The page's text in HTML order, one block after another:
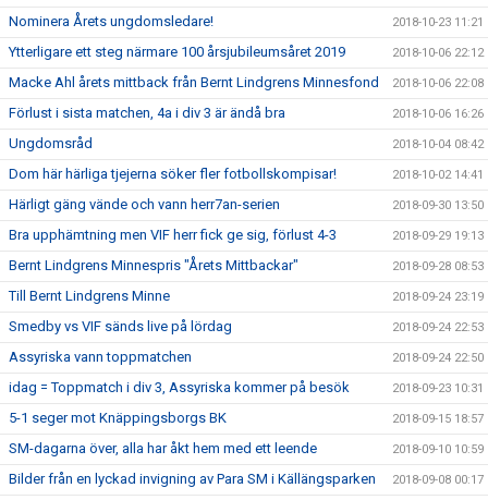
Nominera Årets ungdomsledare! 2018-10-23 11:21
Ytterligare ett steg närmare 100 årsjubileumsåret 2019 2018-10-06 22:12
Macke Ahl årets mittback från Bernt Lindgrens Minnesfond 2018-10-06 22:08
Förlust i sista matchen, 4a i div 3 är ändå bra 2018-10-06 16:26
Ungdomsråd 2018-10-04 08:42
Dom här härliga tjejerna söker fler fotbollskompisar! 2018-10-02 14:41
Härligt gäng vände och vann herr7an-serien 2018-09-30 13:50
Bra upphämtning men VIF herr fick ge sig, förlust 4-3 2018-09-29 19:13
Bernt Lindgrens Minnespris "Årets Mittbackar" 2018-09-28 08:53
Till Bernt Lindgrens Minne 2018-09-24 23:19
Smedby vs VIF sänds live på lördag 2018-09-24 22:53
Assyriska vann toppmatchen 2018-09-24 22:50
idag = Toppmatch i div 3, Assyriska kommer på besök 2018-09-23 10:31
5-1 seger mot Knäppingsborgs BK 2018-09-15 18:57
SM-dagarna över, alla har åkt hem med ett leende 2018-09-10 10:59
Bilder från en lyckad invigning av Para SM i Källängsparken 2018-09-08 00:17